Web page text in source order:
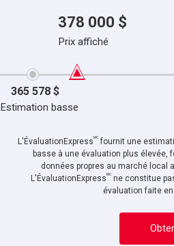
378 000 $
Prix affiché
365 578 $
Estimation basse
L'ÉvaluationExpressMC fournit une
basse à une évaluation plus élevée,
données propres au marché local
L'ÉvaluationExpressMC ne constitue
évaluation faite